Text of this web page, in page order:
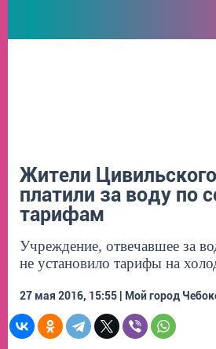
Жители
платили за воду по
тарифам
Учреждение, отвечавшее за
не установило тарифы на
27 мая 2016, 15:55 | Мой город